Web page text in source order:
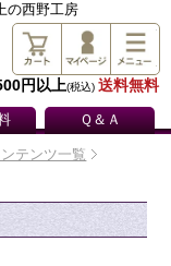
の西野工房
円以上(税込) 送料無料
Ｑ＆Ａ
テンツ一覧